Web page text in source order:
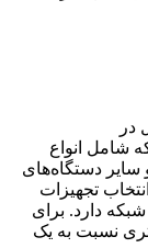
در
شامل انواع
و سایر دستگاه‌های
تجهیزات
دارد. برای
نسبت به یک